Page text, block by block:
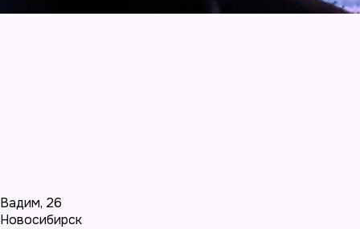
Вадим, 26
Новосибирск